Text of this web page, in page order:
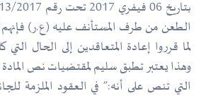
الطعن من طرف المستأنف عليه (ع.ر)
لما قرروا إعادة المتعاقدين إلى الحال التي
التي تنص على أنه:” في العقود الملزمة